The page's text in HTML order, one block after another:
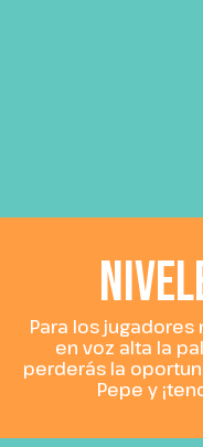
Para los
en voz alta la
perderás la
Pepe y